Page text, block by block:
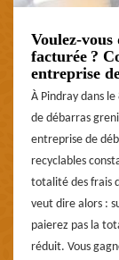
Voulez-
facturée ?
entreprise
À Pindray dans
de débarras
entreprise de
recyclables
totalité des frais
veut dire alors :
paierez pas la
réduit. Vous